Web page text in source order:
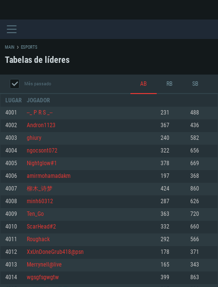
REQUERIMENTOS DE SISTEMA
Mínimo
Sistema Operativo: Windows 10 (64 bit)
Processador: Dual-Core 2.2 GHz
Memória: 4GB
Placa Gráfica: Placa com DirectX 11: AMD Radeon 77XX / NVIDIA GeForce
GTX 660. Resolução mínima suportada: 720p
Network: Internet de banda larga.
Disco: 23,1 GB
Mínimo
Sistema Operativo: Mac OS Big Sur 11.0 ou versão mais recente
Processador: Core i5 2.2GHz mínimo (Intel Xeon não suportado)
Memória: 6 GB
Placa Gráfica: Intel Iris Pro 5200 (Mac), equivalentes AMD/Nvidia para Mac.
Resolução mínima suportada: 720p com suporte Metal.
Network: Internet de banda larga.
Disco: 21,5 GB
Mínimo
Sistema Operativo: Distribuições mais modernas do Linux de 64bit
Processador: Dual-Core 2.4 GHz
Memória: 4 GB
Placa Gráfica: NVIDIA 660 com os drivers mais recentes (não mais de 6
meses) / equivalentes AMD com os drivers mais recentes com suporte
Vulkan (não mais de 6 meses); Resolução mínima suportada: 720p.
Network: Internet de banda larga.
Disco: 21,5 GB
MAIN ESPORTS
Tabelas de líderes
Mês passado AB RB SB
LUGAR JOGADOR
4001 --_ P R S _-- 231 488
4002 Andron1123 367 436
4003 ghiury 240 582
4004 ngocsont072 322 656
4005 Nightglow#1 378 669
4006 amirmohamadakm 197 368
4007 柳木_诗梦 424 860
4008 minh60312 287 626
4009 Ten_Go 363 720
4010 ScarHead#2 332 660
4011 Roughack 292 566
4012 XxUnDoneGrub418@psn 178 371
4013 Merrynell@live 165 343
4014 wgsgfsgwgtw 399 863